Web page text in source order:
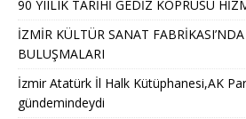
90 YIILIK TARİHİ GEDİZ KÖPRÜSÜ
İZMİR KÜLTÜR SANAT
BULUŞMALARI
İzmir Atatürk İl Halk Kütüphanesi,AK Parti
gündemindeydi